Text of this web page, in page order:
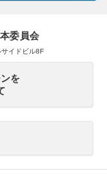
委員会
イドビル8F
を